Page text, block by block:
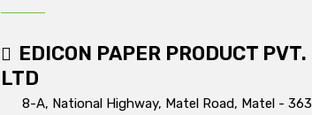
EDICON PAPER PRODUCT PVT.
LTD
8-A, National Highway, Matel Road, Matel - 363